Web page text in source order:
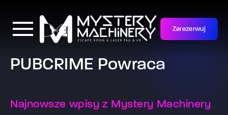
Zarezerwuj
PUBCRIME Powraca
Najnowsze wpisy z Mystery Machinery